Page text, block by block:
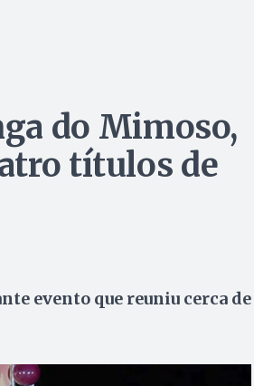
do Mimoso,
títulos de
evento que reuniu cerca de